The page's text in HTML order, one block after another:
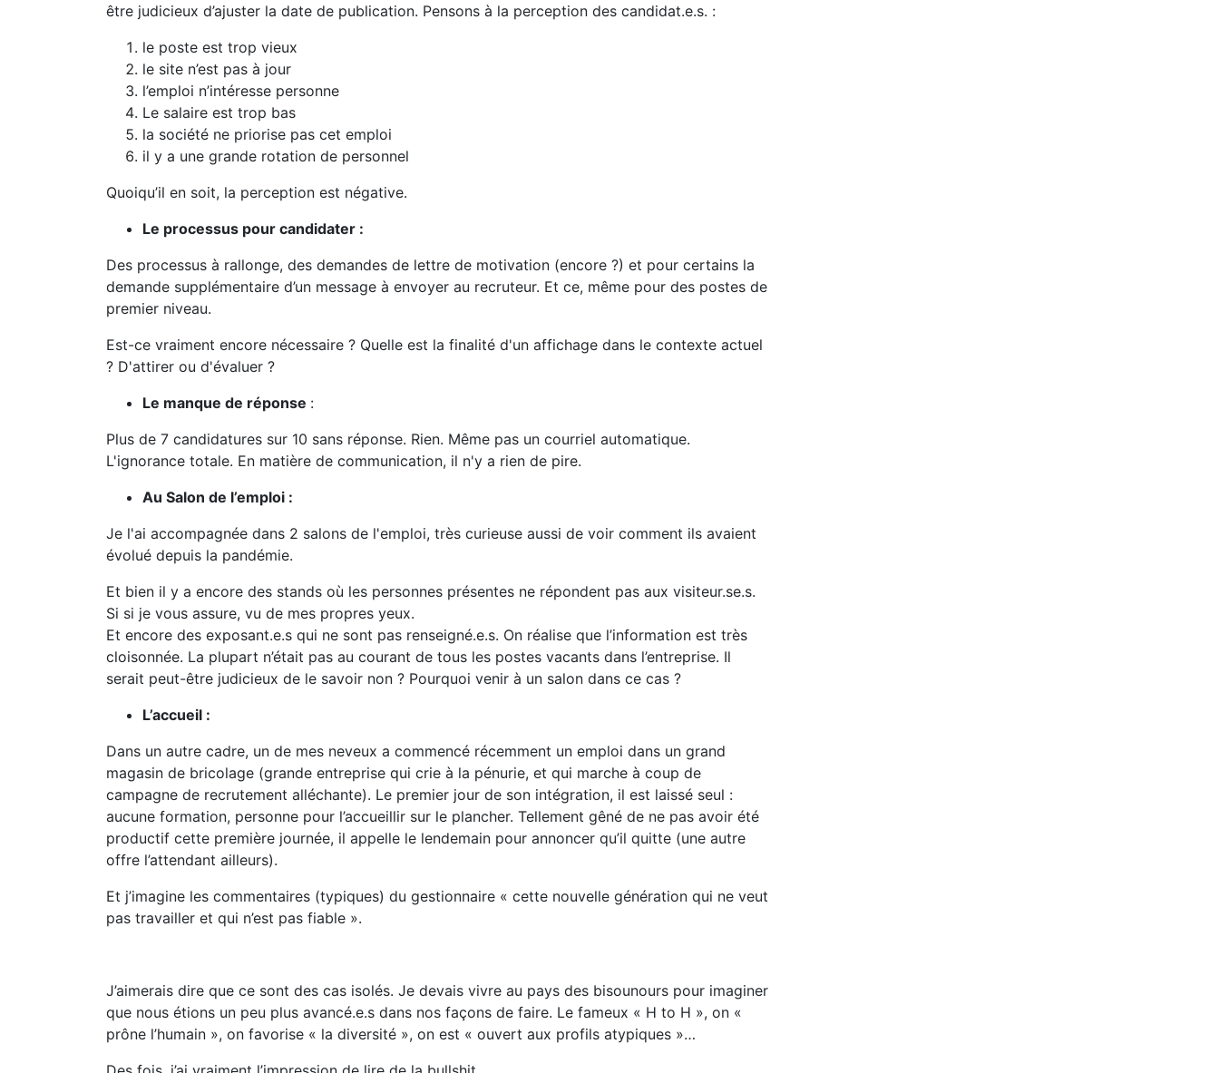
être judicieux d’ajuster la date de publication. Pensons à la perception des candidat.e.s. :
le poste est trop vieux
le site n’est pas à jour
l’emploi n’intéresse personne
Le salaire est trop bas
la société ne priorise pas cet emploi
il y a une grande rotation de personnel
Quoiqu’il en soit, la perception est négative.
Le processus pour candidater :
Des processus à rallonge, des demandes de lettre de motivation (encore ?) et pour certains la
demande supplémentaire d’un message à envoyer au recruteur. Et ce, même pour des postes de
premier niveau.
Est-ce vraiment encore nécessaire ? Quelle est la finalité d'un affichage dans le contexte actuel
? D'attirer ou d'évaluer ?
Le manque de réponse :
Plus de 7 candidatures sur 10 sans réponse. Rien. Même pas un courriel automatique.
L'ignorance totale. En matière de communication, il n'y a rien de pire.
Au Salon de l’emploi :
Je l'ai accompagnée dans 2 salons de l'emploi, très curieuse aussi de voir comment ils avaient
évolué depuis la pandémie.
Et bien il y a encore des stands où les personnes présentes ne répondent pas aux visiteur.se.s.
Si si je vous assure, vu de mes propres yeux.
Et encore des exposant.e.s qui ne sont pas renseigné.e.s. On réalise que l’information est très
cloisonnée. La plupart n’était pas au courant de tous les postes vacants dans l’entreprise. Il
serait peut-être judicieux de le savoir non ? Pourquoi venir à un salon dans ce cas ?
L’accueil :
Dans un autre cadre, un de mes neveux a commencé récemment un emploi dans un grand
magasin de bricolage (grande entreprise qui crie à la pénurie, et qui marche à coup de
campagne de recrutement alléchante). Le premier jour de son intégration, il est laissé seul :
aucune formation, personne pour l’accueillir sur le plancher. Tellement gêné de ne pas avoir été
productif cette première journée, il appelle le lendemain pour annoncer qu’il quitte (une autre
offre l’attendant ailleurs).
Et j’imagine les commentaires (typiques) du gestionnaire « cette nouvelle génération qui ne veut
pas travailler et qui n’est pas fiable ».
J’aimerais dire que ce sont des cas isolés. Je devais vivre au pays des bisounours pour imaginer
que nous étions un peu plus avancé.e.s dans nos façons de faire. Le fameux « H to H », on «
prône l’humain », on favorise « la diversité », on est « ouvert aux profils atypiques »…